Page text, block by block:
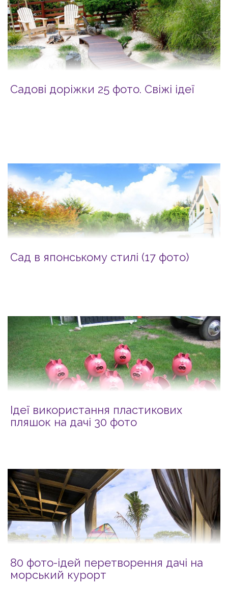
Садові доріжки 25 фото. Свіжі ідеї
Сад в японському стилі (17 фото)
Ідеї використання пластикових
пляшок на дачі 30 фото
80 фото-ідей перетворення дачі на
морський курорт